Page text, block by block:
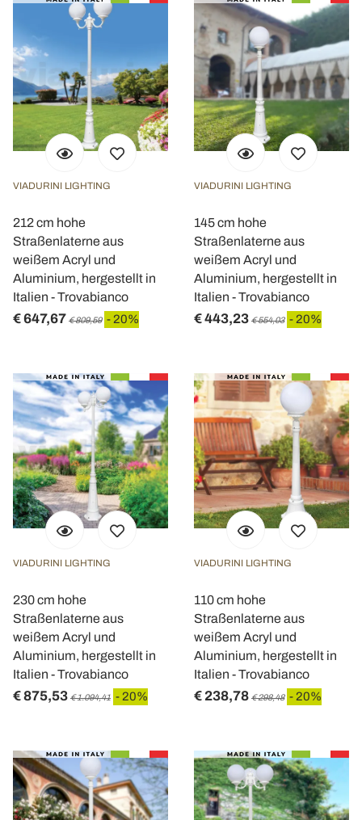
VIADURINI LIGHTING
212 cm hohe
Straßenlaterne aus
weißem Acryl und
Aluminium, hergestellt in
Italien - Trovabianco
€ 647,67 € 809,59 - 20%
VIADURINI LIGHTING
145 cm hohe
Straßenlaterne aus
weißem Acryl und
Aluminium, hergestellt in
Italien - Trovabianco
€ 443,23 € 554,03 - 20%
VIADURINI LIGHTING
230 cm hohe
Straßenlaterne aus
weißem Acryl und
Aluminium, hergestellt in
Italien - Trovabianco
€ 875,53 € 1.094,41 - 20%
VIADURINI LIGHTING
110 cm hohe
Straßenlaterne aus
weißem Acryl und
Aluminium, hergestellt in
Italien - Trovabianco
€ 238,78 € 298,48 - 20%